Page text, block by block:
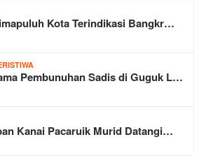
Kota Terindikasi Bangkr…
Pembunuhan Sadis di Guguk L…
Kanai Pacaruik Murid Datangi…